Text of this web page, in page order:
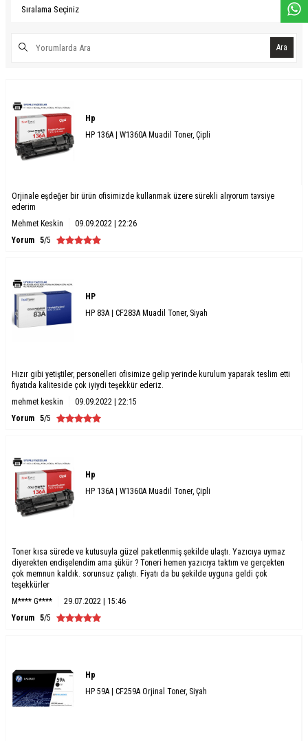
Ara
Hp
HP 136A | W1360A Muadil Toner, Çipli
Orjinale eşdeğer bir ürün ofisimizde kullanmak üzere sürekli alıyorum tavsiye
ederim
Mehmet Keskin
09.09.2022 | 22:26
Yorum 5/5
HP
HP 83A | CF283A Muadil Toner, Siyah
Hızır gibi yetiştiler, personelleri ofisimize gelip yerinde kurulum yaparak teslim etti
fiyatıda kaliteside çok iyiydi teşekkür ederiz.
mehmet keskin
09.09.2022 | 22:15
Yorum 5/5
Hp
HP 136A | W1360A Muadil Toner, Çipli
Toner kısa sürede ve kutusuyla güzel paketlenmiş şekilde ulaştı. Yazıcıya uymaz
diyerekten endişelendim ama şükür ? Toneri hemen yazıcıya taktım ve gerçekten
çok memnun kaldık. sorunsuz çalıştı. Fiyatı da bu şekilde uyguna geldi çok
teşekkürler
M**** G****
29.07.2022 | 15:46
Yorum 5/5
Hp
HP 59A | CF259A Orjinal Toner, Siyah